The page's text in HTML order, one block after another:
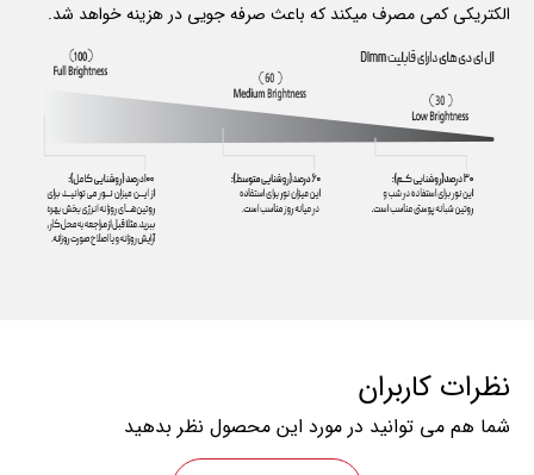
الکتریکی کمی مصرف میکند که باعث صرفه جویی در هزینه خواهد شد.
نظرات کاربران
شما هم می توانید در مورد این محصول نظر بدهید